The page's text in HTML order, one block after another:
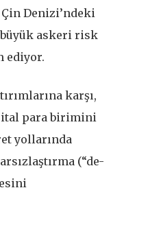
Denizi’ndeki
büyük askeri risk
ediyor.
karşı,
para birimini
yollarında
(“de-